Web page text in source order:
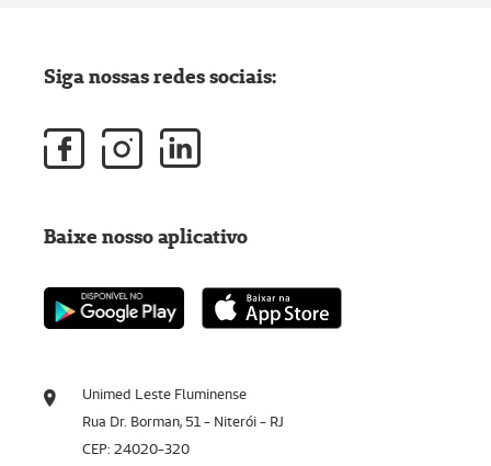
Unimed Leste Fluminense
Rua Dr. Borman, 51 - Niterói - RJ
CEP: 24020-320
Siga nossas redes sociais:
Baixe nosso aplicativo